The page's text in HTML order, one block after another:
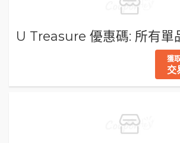
U Treasure 優惠碼: 所有單
獲
交